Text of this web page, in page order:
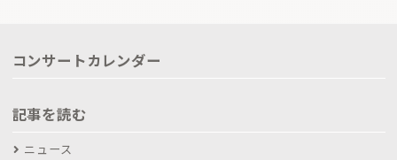
コンサートカレンダー
記事を読む
ニュース